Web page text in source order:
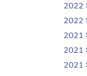
2022
2022
2021
2021
2021